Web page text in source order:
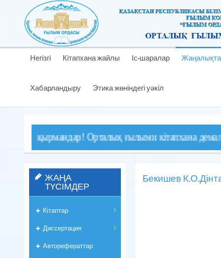
Негізгі Кітапхана жайлы Іс-шаралар
Хабарландыру Этика жөніндегі уәкіл
Орталық ғылыми кітапхана демалыс
Бекишев
ЖАҢА
ТҮСІМДЕР
Кітаптар
Диссертация
Авторефераттар